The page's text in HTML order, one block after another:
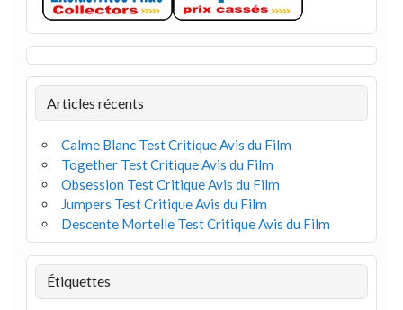
Articles récents
Calme Blanc Test Critique Avis du Film
Together Test Critique Avis du Film
Obsession Test Critique Avis du Film
Jumpers Test Critique Avis du Film
Descente Mortelle Test Critique Avis du Film
Étiquettes